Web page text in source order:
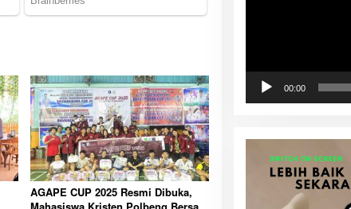
AGAPE CUP 2025 Resmi Dibuka,
00:00